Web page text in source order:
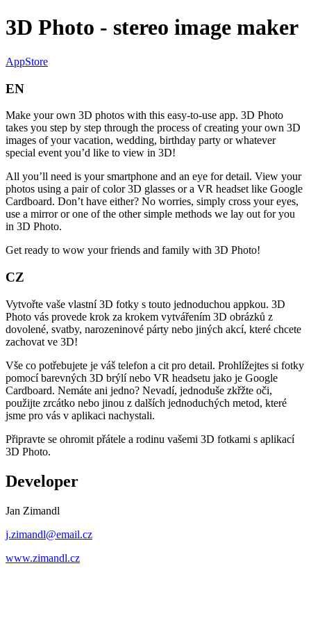
3D Photo - stereo image maker
AppStore
EN
Make your own 3D photos with this easy-to-use app. 3D Photo
takes you step by step through the process of creating your own 3D
images of your vacation, wedding, birthday party or whatever
special event you’d like to view in 3D!
All you’ll need is your smartphone and an eye for detail. View your
photos using a pair of color 3D glasses or a VR headset like Google
Cardboard. Don’t have either? No worries, simply cross your eyes,
use a mirror or one of the other simple methods we lay out for you
in 3D Photo.
Get ready to wow your friends and family with 3D Photo!
CZ
Vytvořte vaše vlastní 3D fotky s touto jednoduchou appkou. 3D
Photo vás provede krok za krokem vytvářením 3D obrázků z
dovolené, svatby, narozeninové párty nebo jiných akcí, které chcete
zachovat ve 3D!
Vše co potřebujete je váš telefon a cit pro detail. Prohlížejtes si fotky
pomocí barevných 3D brýlí nebo VR headsetu jako je Google
Cardboard. Nemáte ani jedno? Nevadí, jednoduše zkřžte oči,
použijte zrcátko nebo jinou z dalších jednoduchých metod, které
jsme pro vás v aplikaci nachystali.
Připravte se ohromit přátele a rodinu vašemi 3D fotkami s aplikací
3D Photo.
Developer
Jan Zimandl
j.zimandl@email.cz
www.zimandl.cz